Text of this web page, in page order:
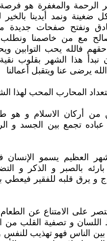
والمغفرة هو
ضغينة ونمد أيدينا بالخير
ونفتح صفحات جديدة
مع من خاصمنا
فالله يحب التوابين
هذا الشهر بقلوب نقية
يرضى عنا ويتقبل أعمالنا
المحارب المحب لهذا
من أركان الاسلام و هو
عباده تجمع بين الجسد و
العظيم يسمو الإنسان
بالصبر و الذكر و
و يرق قلبه للفقير فيعطي
على الامتناع عن
و تصفية القلب من
بين الناس فهو تهذيب للنفس